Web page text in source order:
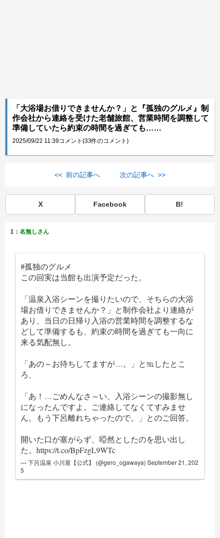
「大浴場お借りできませんか？」と『孤独のグルメ』制
作会社から連絡を受けた老舗旅館、営業時間を調整して
準備していたら約束の時間を過ぎても……
2025/09/22 11:39コメント(33件のコメント)
<< 前の記事へ 次の記事へ >>
X Facebook B!
1：名無しさん
#孤独のグルメ
この回実は当館も出演予定だった。
「温泉入浴シーンを撮りたいので、そちらの大浴
場お借りできませんか？」と制作会社より連絡が
あり、当日の日帰り入浴の営業時間を調整するな
どして準備するも、約束の時間を過ぎても一向に
来る気配無し。
「あの～お待ちしてますが…。」と℡したとこ
ろ、
「あ！…ごめんなさ～い、入浴シーンの撮影無し
になったんですよ。ご連絡してなくてすみませ
ん。もう下呂離れちゃったので。」とのご回答。
開いた口が塞がらず、啞然としたのを思い出し
た。https://t.co/BpFzgL9WTc
— 下呂温泉 小川屋【公式】 (@gero_ogawaya)September 21, 202
5